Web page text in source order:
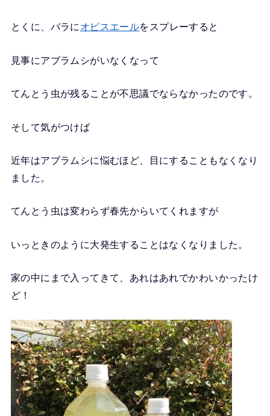
とくに、バラに オピスエールをスプレーすると
見事にアブラムシがいなくなって
てんとう虫が残ることが不思議でならなかったのです。
そして気がつけば
近年はアブラムシに悩むほど、目にすることもなくなり
ました。
てんとう虫は変わらず春先からいてくれますが
いっときのように大発生することはなくなりました。
家の中にまで入ってきて、あれはあれでかわいかったけ
ど！